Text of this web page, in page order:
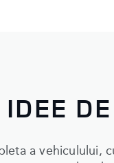
a vehiculului,